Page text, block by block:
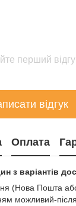
перший
відгук
Оплата
з варіантів
(Нова Пошта
можливий-